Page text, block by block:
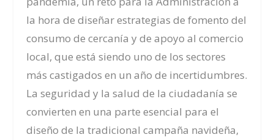
la hora de diseñar estrategias de fomento del
consumo de cercanía y de apoyo al comercio
local, que está siendo uno de los sectores
más castigados en un año de incertidumbres.
La seguridad y la salud de la ciudadanía se
convierten en una parte esencial para el
diseño de la tradicional campaña navideña,